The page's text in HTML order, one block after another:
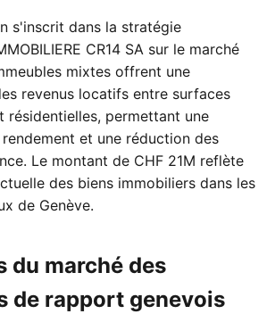
s'inscrit dans la stratégie
CR14 SA sur le marché
mixtes offrent une
revenus locatifs entre surfaces
résidentielles, permettant une
et une réduction des
Le montant de CHF 21M reflète
des biens immobiliers dans les
de Genève.
du marché des
de rapport genevois